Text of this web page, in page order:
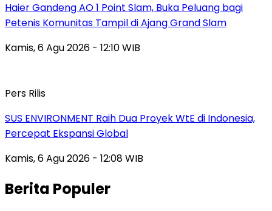
Haier Gandeng AO 1 Point Slam, Buka Peluang bagi
Petenis Komunitas Tampil di Ajang Grand Slam
Kamis, 6 Agu 2026 - 12:10 WIB
Pers Rilis
SUS ENVIRONMENT Raih Dua Proyek WtE di Indonesia,
Percepat Ekspansi Global
Kamis, 6 Agu 2026 - 12:08 WIB
Berita Populer